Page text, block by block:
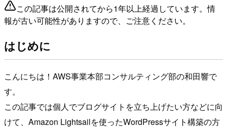
この記事は公開されてから1年以上経過しています。情
報が古い可能性がありますので、ご注意ください。
はじめに
こんにちは！AWS事業本部コンサルティング部の和田響で
す。
この記事では個人でブログサイトを立ち上げたい方などに向
けて、Amazon Lightsailを使ったWordPressサイト構築の方